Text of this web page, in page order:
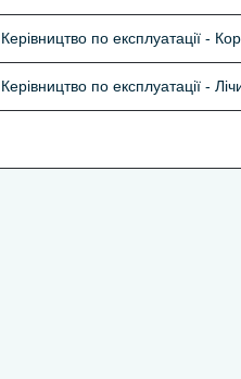
Керівництво по експлуатації -
Керівництво по експлуатації -